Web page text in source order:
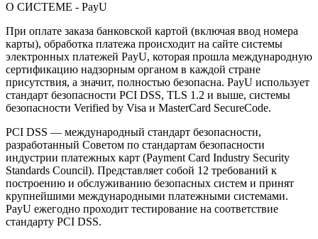
О СИСТЕМЕ - PayU
При оплате заказа банковской картой (включая ввод номера
карты), обработка платежа происходит на сайте системы
электронных платежей PayU, которая прошла международную
сертификацию надзорным органом в каждой стране
присутствия, а значит, полностью безопасна. PayU использует
стандарт безопасности PCI DSS, TLS 1.2 и выше, системы
безопасности Verified by Visa и MasterCard SecureCode.
PCI DSS — международный стандарт безопасности,
разработанный Советом по стандартам безопасности
индустрии платежных карт (Payment Card Industry Security
Standards Council). Представляет собой 12 требований к
построению и обслуживанию безопасных систем и принят
крупнейшими международными платежными системами.
PayU ежегодно проходит тестирование на соответствие
стандарту PCI DSS.